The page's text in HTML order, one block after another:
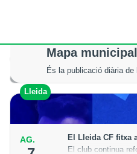
La tempesta
Tot i els xàfecs i la
Lleida
Mapa
És la publicació diària
AG.
El Lleida CF fitxa
El club continua